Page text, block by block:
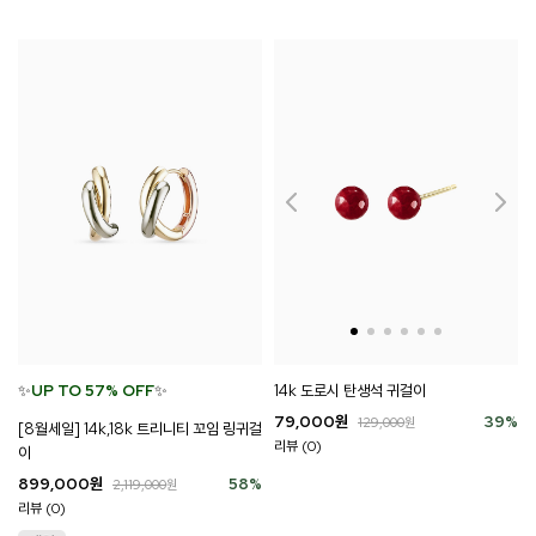
✨UP TO 57% OFF✨
[8월세일] 14k,18k 트리니티 꼬임 링귀걸
이
58%
899,000원 2,119,000원
리뷰 (0)
14k 도로시 탄생석 귀걸이
39%
79,000원 129,000원
리뷰 (0)